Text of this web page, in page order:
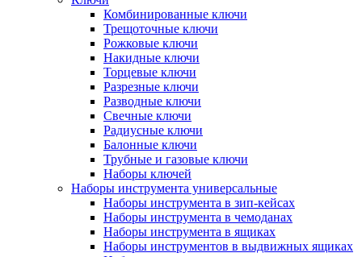
Комбинированные ключи
Трещоточные ключи
Рожковые ключи
Накидные ключи
Торцевые ключи
Разрезные ключи
Разводные ключи
Свечные ключи
Радиусные ключи
Балонные ключи
Трубные и газовые ключи
Наборы ключей
Наборы инструмента универсальные
Наборы инструмента в зип-кейсах
Наборы инструмента в чемоданах
Наборы инструмента в ящиках
Наборы инструментов в выдвижных ящиках